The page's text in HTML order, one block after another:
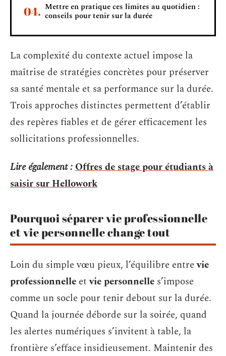
Mettre en pratique ces limites au quotidien :
conseils pour tenir sur la durée
La complexité du contexte actuel impose la
maîtrise de stratégies concrètes pour préserver
sa santé mentale et sa performance sur la durée.
Trois approches distinctes permettent d’établir
des repères fiables et de gérer efficacement les
sollicitations professionnelles.
Lire également :Offres de stage pour étudiants à
saisir sur Hellowork
Pourquoi séparer vie professionnelle
et vie personnelle change tout
Loin du simple vœu pieux, l’équilibre entrevie
professionnelle etvie personnelle s’impose
comme un socle pour tenir debout sur la durée.
Quand la journée déborde sur la soirée, quand
les alertes numériques s’invitent à table, la
frontière s’efface insidieusement. Maintenir des